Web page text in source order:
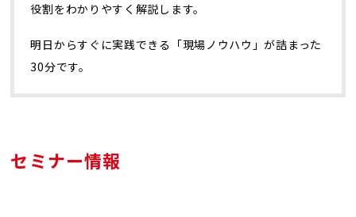
役割をわかりやすく解説します。
明日からすぐに実践できる「現場ノウハウ」が詰まった
30分です。
セミナー情報